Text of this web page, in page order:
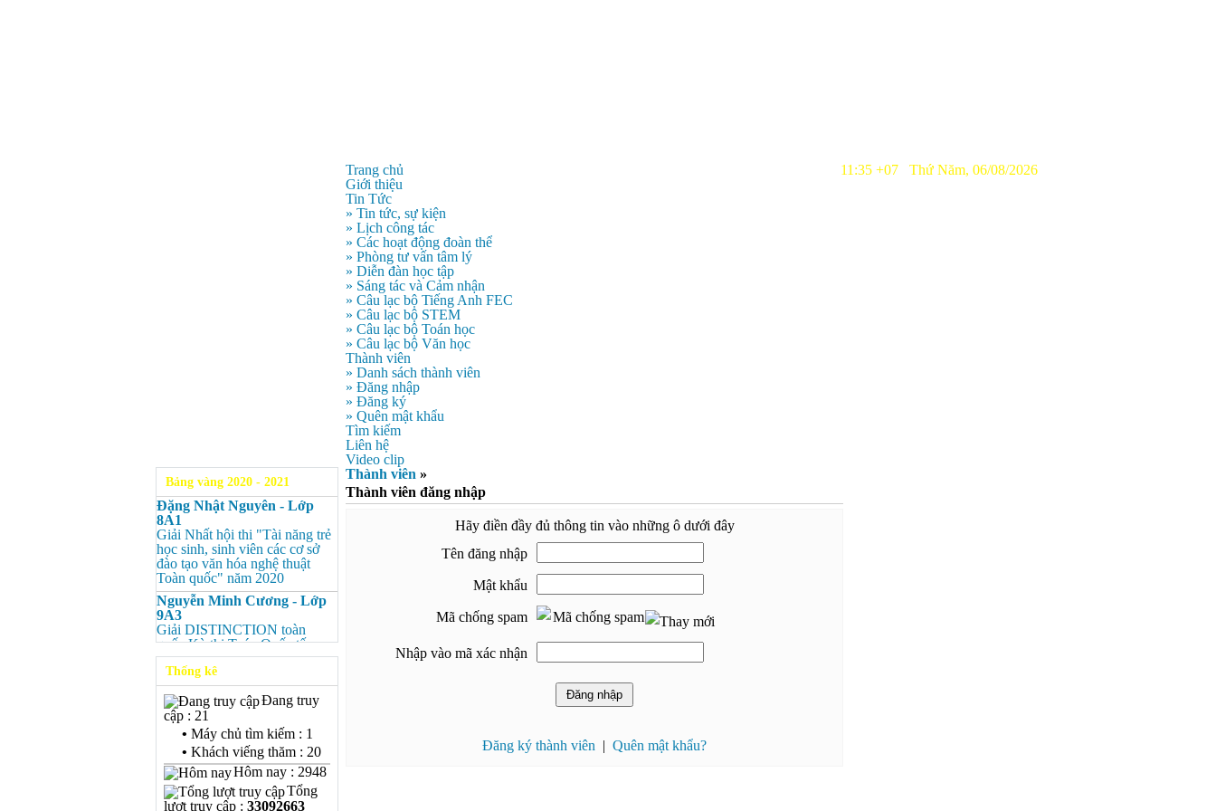
Trang chủ
Giới thiệu
Tin Tức
» Tin tức, sự kiện
» Lịch công tác
» Các hoạt động đoàn thể
» Phòng tư vấn tâm lý
» Diễn đàn học tập
» Sáng tác và Cảm nhận
» Câu lạc bộ Tiếng Anh FEC
» Câu lạc bộ STEM
» Câu lạc bộ Toán học
» Câu lạc bộ Văn học
Thành viên
» Danh sách thành viên
» Đăng nhập
» Đăng ký
» Quên mật khẩu
Tìm kiếm
Liên hệ
Video clip
11:35 +07 Thứ Năm, 06/08/2026
Bảng vàng 2020 - 2021
Đặng Nhật Nguyên - Lớp
8A1
Giải Nhất hội thi "Tài năng trẻ
học sinh, sinh viên các cơ sở
đào tạo văn hóa nghệ thuật
Toàn quốc" năm 2020
Nguyễn Minh Cương - Lớp
9A3
Giải DISTINCTION toàn
quốc Kỳ thi Toán Quốc tế
Kangaroo – IKMC 2020
Nguyễn Minh Cương - Lớp
9A3
Giải Ba kỳ thi chọn HSG cấp
tỉnh môn Toán.
Bùi Quang Minh - Lớp 9A3
Giải DISTINCTION Toàn
quốc Kỳ thi Toán Quốc tế
Kangaroo – IKMC 2020
Thống kê
Đang truy
cập : 21
• Máy chủ tìm kiếm : 1
• Khách viếng thăm : 20
Hôm nay : 2948
Tổng
lượt truy cập : 33092663
Thành viên »
Thành viên đăng nhập
Hãy điền đầy đủ thông tin vào những ô dưới đây
Tên đăng nhập
Mật khẩu
Mã chống spam
Nhập vào mã xác nhận
Đăng ký thành viên | Quên mật khẩu?